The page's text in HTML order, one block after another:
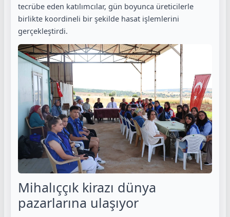
tecrübe eden katılımcılar, gün boyunca üreticilerle
birlikte koordineli bir şekilde hasat işlemlerini
gerçekleştirdi.
Mihalıççık kirazı dünya
pazarlarına ulaşıyor